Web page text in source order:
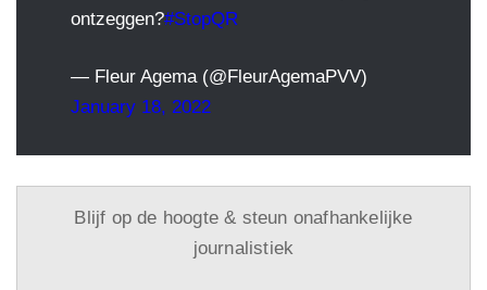
ontzeggen?#StopQR
— Fleur Agema (@FleurAgemaPVV)
January 18, 2022
Blijf op de hoogte & steun onafhankelijke
journalistiek